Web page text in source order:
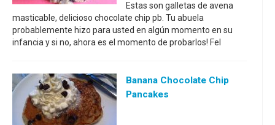
Estas son galletas de avena
masticable, delicioso chocolate chip pb. Tu abuela
probablemente hizo para usted en algún momento en su
infancia y si no, ahora es el momento de probarlos! Fel
Banana Chocolate Chip
Pancakes